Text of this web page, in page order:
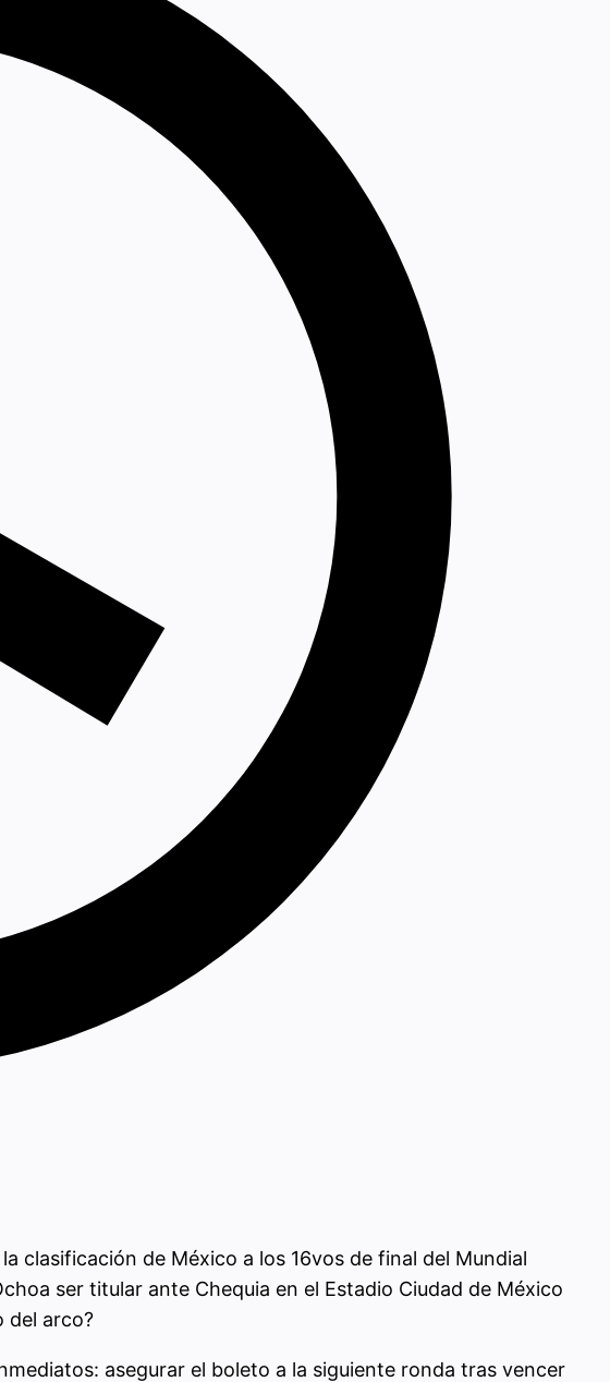
clasificación de México a los 16vos de final del Mundial
ser titular ante Chequia en el Estadio Ciudad de México
del arco?
asegurar el boleto a la siguiente ronda tras vencer